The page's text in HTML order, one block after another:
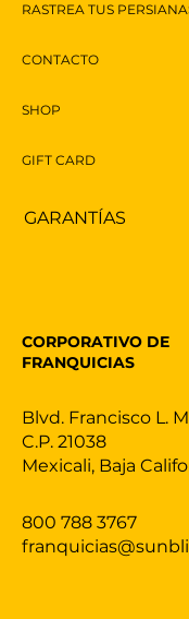
RASTREA TUS
CONTACTO
SHOP
GIFT CARD
GARANTÍAS
800 788 3767
Blvd. Francisco L.
C.P. 21038
Mexicali, Baja
CORPORATIVO DE
FRANQUICIAS